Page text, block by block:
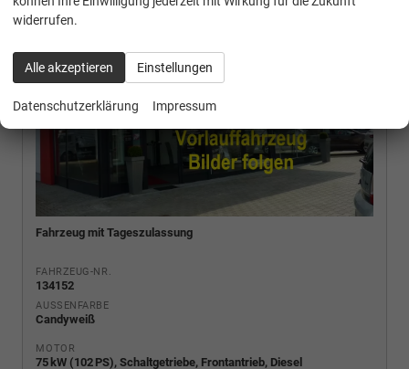
Fahrzeug mit Tageszulassung
FAHRZEUG-NR.
134152
AUSSENFARBE
Candyweiß
MOTOR
75 kW (102 PS), Schaltgetriebe, Frontantrieb, Diesel
widerrufen.
Alle akzeptieren Einstellungen
Datenschutzerklärung Impressum